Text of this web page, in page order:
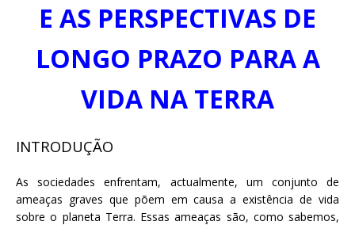
E AS PERSPECTIVAS DE
LONGO PRAZO PARA A
VIDA NA TERRA
INTRODUÇÃO
As sociedades enfrentam, actualmente, um conjunto de
ameaças graves que põem em causa a existência de vida
sobre o planeta Terra. Essas ameaças são, como sabemos,